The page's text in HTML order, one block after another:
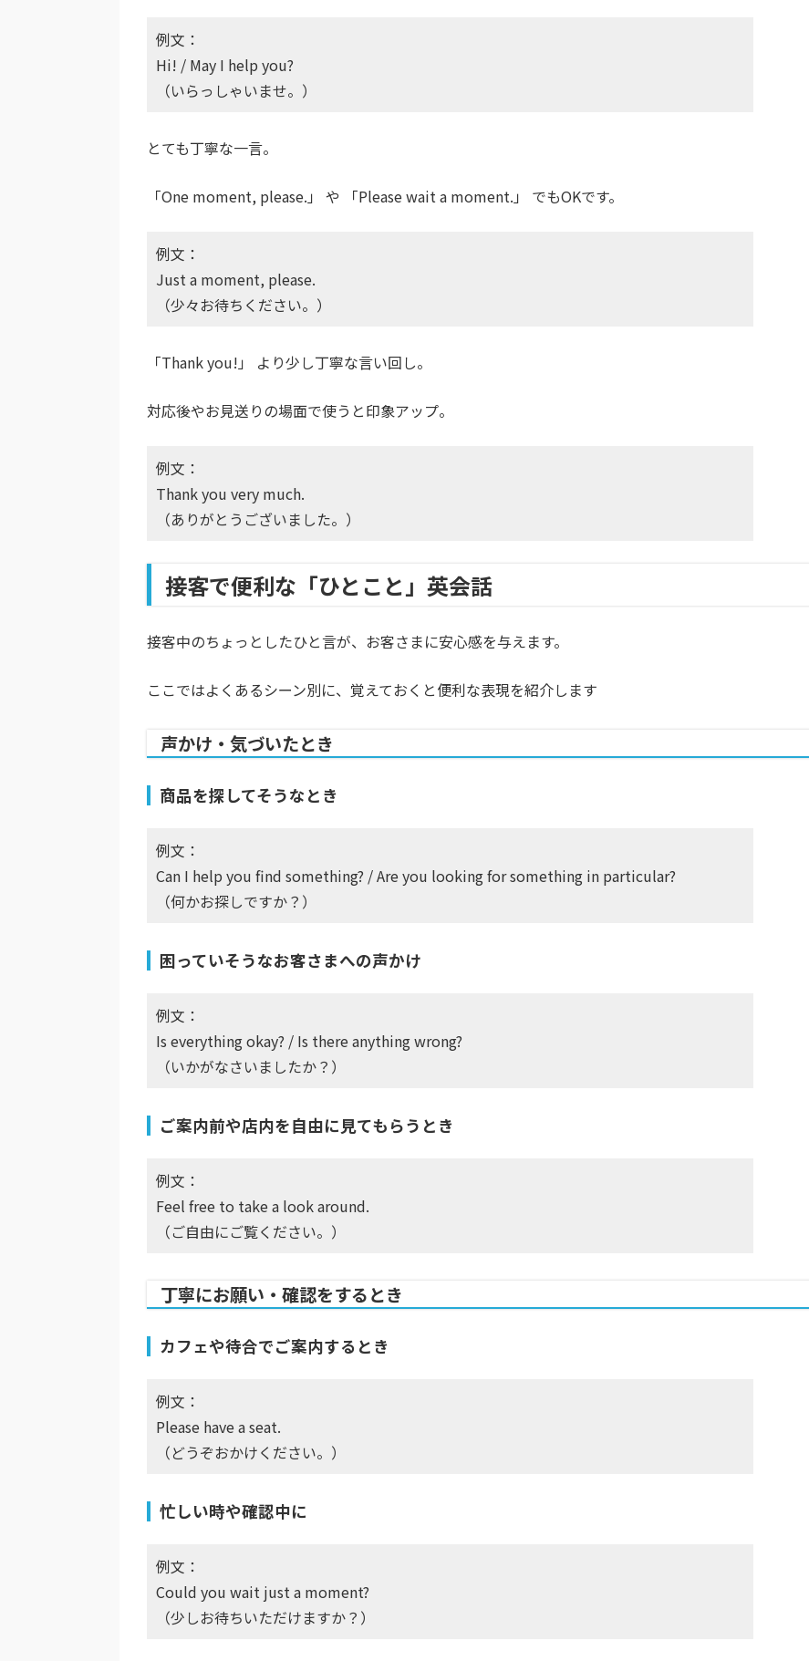
例文：
Hi! / May I help you?
（いらっしゃいませ。）
とても丁寧な一言。
「One moment, please.」 や 「Please wait a moment.」 でもOKです。
例文：
Just a moment, please.
（少々お待ちください。）
「Thank you!」 より少し丁寧な言い回し。
対応後やお見送りの場面で使うと印象アップ。
例文：
Thank you very much.
（ありがとうございました。）
接客で便利な「ひとこと」英会話
接客中のちょっとしたひと言が、お客さまに安心感を与えます。
ここではよくあるシーン別に、覚えておくと便利な表現を紹介します
声かけ・気づいたとき
商品を探してそうなとき
例文：
Can I help you find something? / Are you looking for something in particular?
（何かお探しですか？）
困っていそうなお客さまへの声かけ
例文：
Is everything okay? / Is there anything wrong?
（いかがなさいましたか？）
ご案内前や店内を自由に見てもらうとき
例文：
Feel free to take a look around.
（ご自由にご覧ください。）
丁寧にお願い・確認をするとき
カフェや待合でご案内するとき
例文：
Please have a seat.
（どうぞおかけください。）
忙しい時や確認中に
例文：
Could you wait just a moment?
（少しお待ちいただけますか？）